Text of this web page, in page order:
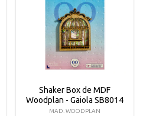
Shaker Box de MDF
Woodplan - Gaiola SB8014
MAD. WOODPLAN